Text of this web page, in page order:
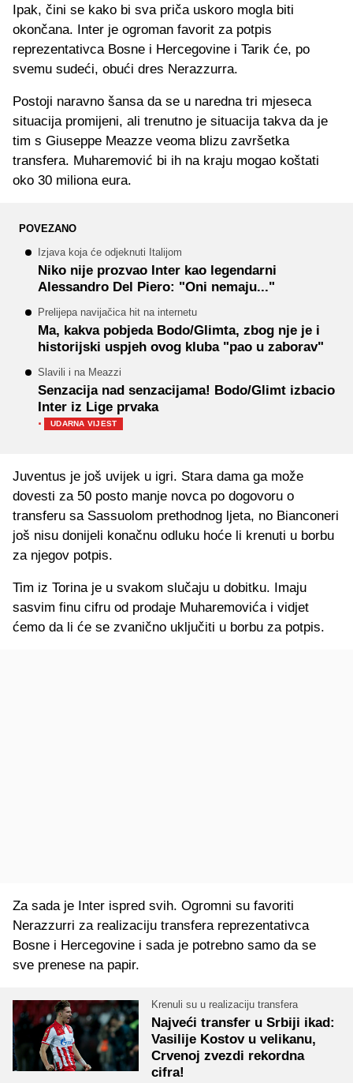
Ipak, čini se kako bi sva priča uskoro mogla biti
okončana. Inter je ogroman favorit za potpis
reprezentativca Bosne i Hercegovine i Tarik će, po
svemu sudeći, obući dres Nerazzurra.
Postoji naravno šansa da se u naredna tri mjeseca
situacija promijeni, ali trenutno je situacija takva da je
tim s Giuseppe Meazze veoma blizu završetka
transfera. Muharemović bi ih na kraju mogao koštati
oko 30 miliona eura.
POVEZANO
Izjava koja će odjeknuti Italijom
Niko nije prozvao Inter kao legendarni
Alessandro Del Piero: "Oni nemaju..."
Prelijepa navijačica hit na internetu
Ma, kakva pobjeda Bodo/Glimta, zbog nje je i
historijski uspjeh ovog kluba "pao u zaborav"
Slavili i na Meazzi
Senzacija nad senzacijama! Bodo/Glimt izbacio
Inter iz Lige prvaka
· UDARNA VIJEST
Juventus je još uvijek u igri. Stara dama ga može
dovesti za 50 posto manje novca po dogovoru o
transferu sa Sassuolom prethodnog ljeta, no Bianconeri
još nisu donijeli konačnu odluku hoće li krenuti u borbu
za njegov potpis.
Tim iz Torina je u svakom slučaju u dobitku. Imaju
sasvim finu cifru od prodaje Muharemovića i vidjet
ćemo da li će se zvanično uključiti u borbu za potpis.
Za sada je Inter ispred svih. Ogromni su favoriti
Nerazzurri za realizaciju transfera reprezentativca
Bosne i Hercegovine i sada je potrebno samo da se
sve prenese na papir.
Krenuli su u realizaciju transfera
Najveći transfer u Srbiji ikad:
Vasilije Kostov u velikanu,
Crvenoj zvezdi rekordna
cifra!